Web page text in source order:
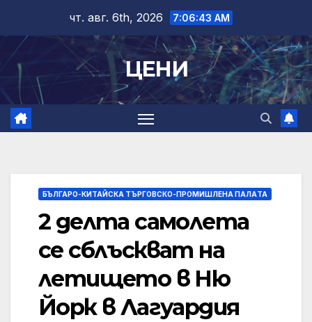
content
чт. авг. 6th, 2026 7:06:44 AM
ЦЕНИ
БЪЛГАРО-КИТАЙСКА ТЪРГОВСКО-ПРОМИШЛЕНА ПАЛAТА
2 делта самолета
се сблъскват на
летището в Ню
Йорк в Лагуардия